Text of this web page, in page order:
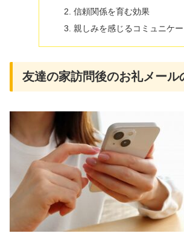
信頼関係を育む効果
親しみを感じるコミュニケ
友達の家訪問後のお礼メール